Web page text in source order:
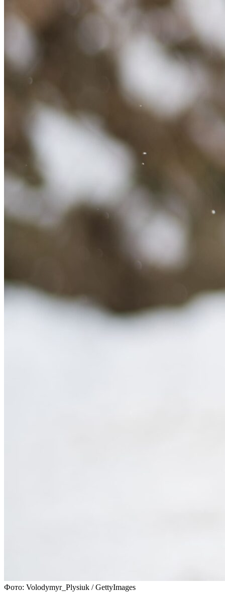
Фото: Volodymyr_Plysiuk / GettyImages